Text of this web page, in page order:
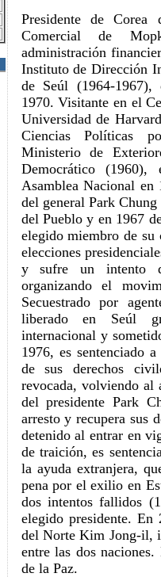
Presidente de
Comercial de
administración
Instituto de Dirección
de Seúl (1964-
1970. Visitante en el
Universidad de
Ciencias Políticas
Ministerio de
Democrático
Asamblea Nacional en
del general Park
del Pueblo y en 1967
elegido miembro de
elecciones
y sufre un intento
organizando el
Secuestrado por
liberado en Seúl
internacional y
1976, es sentenciado
de sus derechos
revocada, volviendo al
del presidente Park
arresto y recupera sus
detenido al entrar en
de traición, es
la ayuda extranjera,
pena por el exilio en
dos intentos fallidos
elegido presidente.
del Norte Kim Jong-il,
entre las dos
de la Paz.